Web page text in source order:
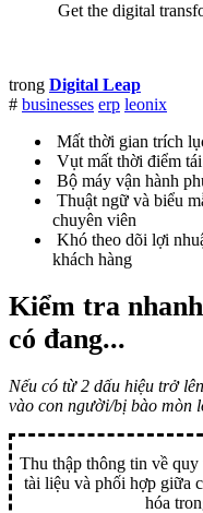
Get the digital
trong Digital Leap
# businesses erp leonix
Mất thời gian trích
Vụt mất thời điểm
Bộ máy vận hành
Thuật ngữ và biểu
chuyên viên
Khó theo dõi lợi
khách hàng
Kiểm tra
có đang...
Nếu có từ 2 dấu hiệu trở
vào con người/bị bào mòn
Thu thập thông tin về
tài liệu và phối hợp giữa
hóa